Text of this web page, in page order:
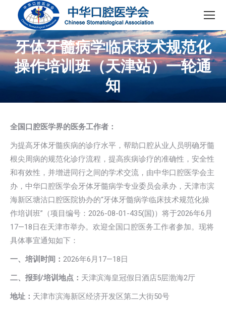
牙体牙髓病学临床技术规范化
操作培训班（天津站）一轮通
知
全国口腔医学界的医务工作者：
为提高牙体牙髓疾病的诊疗水平，帮助口腔从业人员明确牙髓
根尖周病的规范化诊疗流程，提高疾病诊疗的准确性，安全性
和有效性，并增进同行之间的学术交流，由中华口腔医学会主
办，中华口腔医学会牙体牙髓病学专业委员会承办，天津市滨
海新区塘沽口腔医院协办的“牙体牙髓病学临床技术规范化操
作培训班”（项目编号：2026-08-01-435(国)）将于2026年6月
17—18日在天津市举办。欢迎全国口腔医务工作者参加。现将
具体事宜通知如下：
一、培训时间： 2026年6月17—18日
二、报到/培训地点： 天津滨海皇冠假日酒店5层渤海2厅
地址： 天津市滨海新区经济开发区第二大街50号